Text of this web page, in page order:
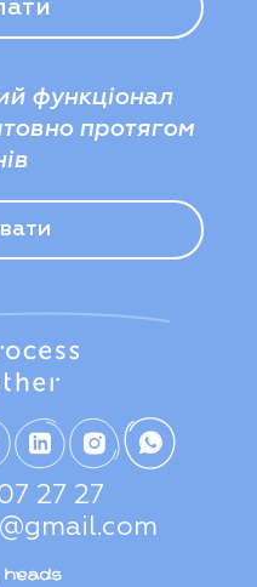
функціонал
протягом
27 27